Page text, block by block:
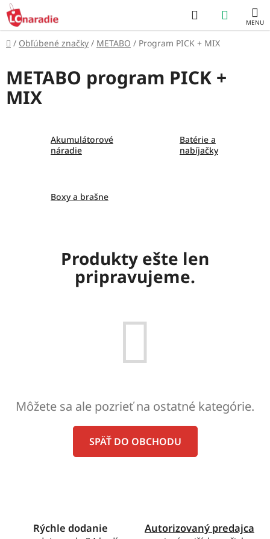
Prejsť
na
obsah
Hľadať
KOŠÍK
Domov
/ Obľúbené značky / METABO / Program PICK + MIX
METABO program PICK +
MIX
Akumulátorové
náradie
Batérie a
nabíjačky
Boxy a brašne
Produkty ešte len
pripravujeme.
Môžete sa ale pozrieť na ostatné kategórie.
SPÄŤ DO OBCHODU
Rýchle dodanie Autorizovaný predajca